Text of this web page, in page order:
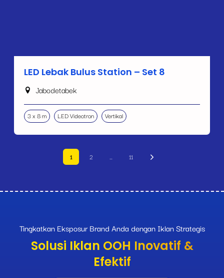
LED Lebak Bulus Station – Set 8
Jabodetabek
3 x 8 m LED Videotron Vertikal
1 2 11
Tingkatkan Eksposur Brand Anda dengan Iklan Strategis
Solusi Iklan OOH Inovatif &
Efektif